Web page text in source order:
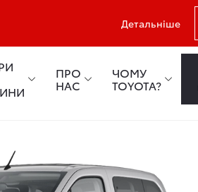
Детальніше
ПРО
НАС
ЧОМУ
TOYOTA?